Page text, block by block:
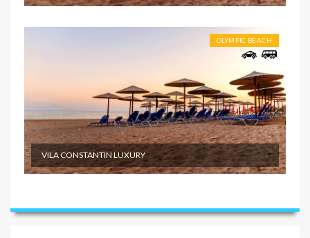
OLYMPIC BEACH
VILA CONSTANTIN LUXURY